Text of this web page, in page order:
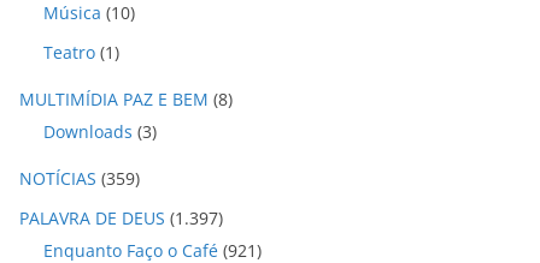
Música (10)
Teatro (1)
MULTIMÍDIA PAZ E BEM (8)
Downloads (3)
NOTÍCIAS (359)
PALAVRA DE DEUS (1.397)
Enquanto Faço o Café (921)